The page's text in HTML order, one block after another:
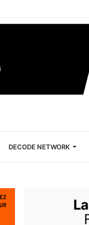
DECODE NETWORK